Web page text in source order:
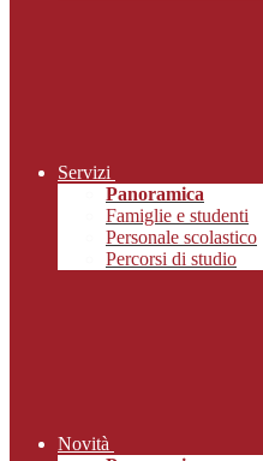
Servizi
Panoramica
Famiglie e studenti
Personale scolastico
Percorsi di studio
Novità